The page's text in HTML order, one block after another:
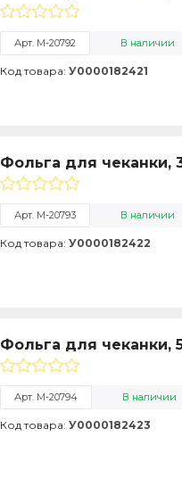
Арт. M-20792 В наличии
Код товара: У0000182421
Фольга для чеканки,
Арт. M-20793 В наличии
Код товара: У0000182422
Фольга для чеканки,
Арт. M-20794 В наличии
Код товара: У0000182423